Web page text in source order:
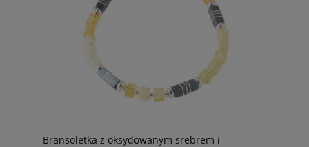
Bransoletka z oksydowanym srebrem i